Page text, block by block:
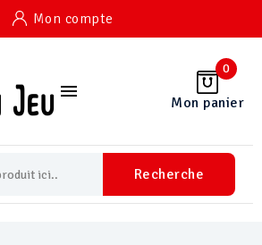
Mon compte

0
Mon panier
Recherche